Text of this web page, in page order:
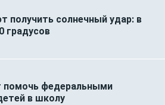
получить солнечный удар: в
градусов
помочь федеральными
в школу